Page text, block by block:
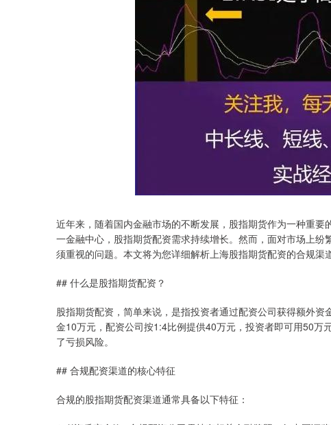
近年来，随着国内金融市场的不断发展，股指期货作为一种重
一金融中心，股指期货配资需求持续增长。然而，面对市场上
须重视的问题。本文将为您详细解析上海股指期货配资的合规渠
## 什么是股指期货配资？
股指期货配资，简单来说，是指投资者通过配资公司获得额外
金10万元，配资公司按1:4比例提供40万元，投资者即可用50
了亏损风险。
## 合规配资渠道的核心特征
合规的股指期货配资渠道通常具备以下特征：